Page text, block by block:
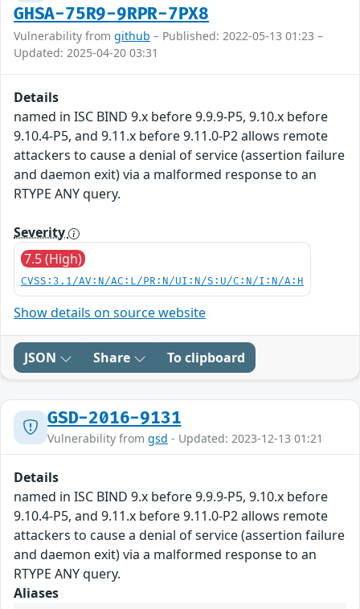
GHSA-75R9-9RPR-7PX8
Vulnerability from github – Published: 2022-05-13 01:23 –
Updated: 2025-04-20 03:31
Details
named in ISC BIND 9.x before 9.9.9-P5, 9.10.x before
9.10.4-P5, and 9.11.x before 9.11.0-P2 allows remote
attackers to cause a denial of service (assertion failure
and daemon exit) via a malformed response to an
RTYPE ANY query.
Severity
7.5 (High)
CVSS:3.1/AV:N/AC:L/PR:N/UI:N/S:U/C:N/I:N/A:H
Show details on source website
JSON Share To clipboard
GSD-2016-9131
Vulnerability from gsd - Updated: 2023-12-13 01:21
Details
named in ISC BIND 9.x before 9.9.9-P5, 9.10.x before
9.10.4-P5, and 9.11.x before 9.11.0-P2 allows remote
attackers to cause a denial of service (assertion failure
and daemon exit) via a malformed response to an
RTYPE ANY query.
Aliases